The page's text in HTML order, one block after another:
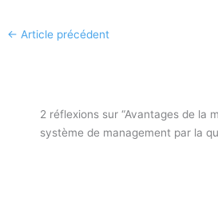
← Article précédent
2 réflexions sur “Avantages de la
système de management par la